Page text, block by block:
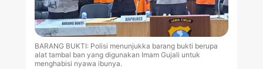
BARANG BUKTI: Polisi menunjukka barang bukti berupa
alat tambal ban yang digunakan Imam Gujali untuk
menghabisi nyawa ibunya.